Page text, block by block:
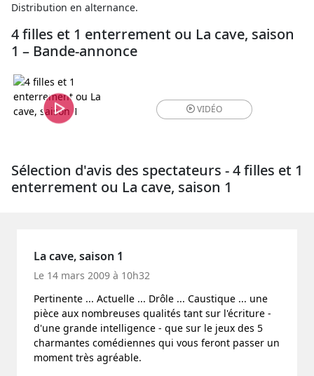
Distribution en alternance.
4 filles et 1 enterrement ou La cave, saison
1 – Bande-annonce
VIDÉO
Sélection d'avis des spectateurs - 4 filles et 1
enterrement ou La cave, saison 1
La cave, saison 1
Le 14 mars 2009 à 10h32
Pertinente ... Actuelle ... Drôle ... Caustique ... une
pièce aux nombreuses qualités tant sur l'écriture -
d'une grande intelligence - que sur le jeux des 5
charmantes comédiennes qui vous feront passer un
moment très agréable.